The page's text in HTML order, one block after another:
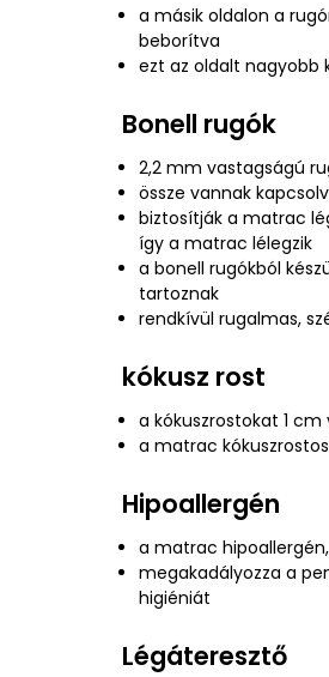
a másik oldalon a
beborítva
ezt az oldalt nagyobb
Bonell rugók
2,2 mm vastagságú
össze vannak
biztosítják a matrac
így a matrac lélegzik
a bonell rugókból
tartoznak
rendkívül rugalmas,
kókusz rost
a kókuszrostokat 1
a matrac
Hipoallergén
a matrac
megakadályozza a
higiéniát
Légáteresztő